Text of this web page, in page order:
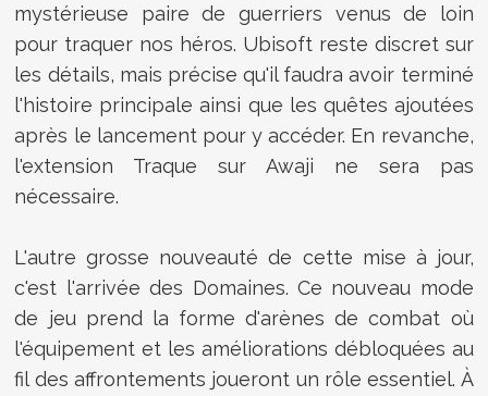
mystérieuse paire de guerriers venus de loin
pour traquer nos héros. Ubisoft reste discret sur
les détails, mais précise qu'il faudra avoir terminé
l'histoire principale ainsi que les quêtes ajoutées
après le lancement pour y accéder. En revanche,
l'extension Traque sur Awaji ne sera pas
nécessaire.
L'autre grosse nouveauté de cette mise à jour,
c'est l'arrivée des Domaines. Ce nouveau mode
de jeu prend la forme d'arènes de combat où
l'équipement et les améliorations débloquées au
fil des affrontements joueront un rôle essentiel. À